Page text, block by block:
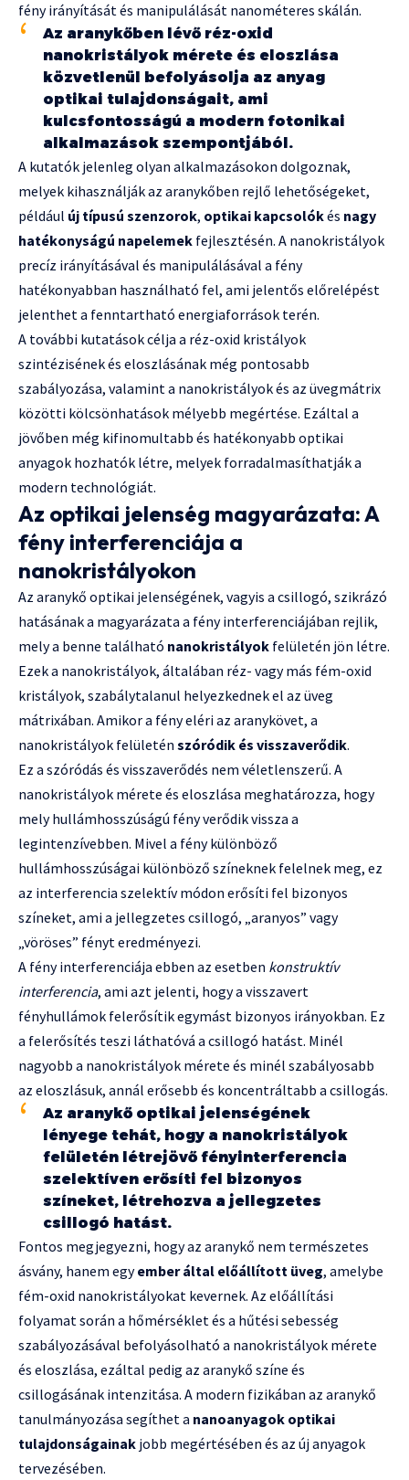
fény irányítását és manipulálását nanométeres skálán.
Az aranykőben lévő réz-oxid
nanokristályok mérete és eloszlása
közvetlenül befolyásolja az anyag
optikai tulajdonságait, ami
kulcsfontosságú a modern fotonikai
alkalmazások szempontjából.
A kutatók jelenleg olyan alkalmazásokon dolgoznak,
melyek kihasználják az aranykőben rejlő lehetőségeket,
például új típusú szenzorok, optikai kapcsolókés nagy
hatékonyságú napelemek fejlesztésén. A nanokristályok
precíz irányításával és manipulálásával a fény
hatékonyabban használható fel, ami jelentős előrelépést
jelenthet a fenntartható energiaforrások terén.
A további kutatások célja a réz-oxid kristályok
szintézisének és eloszlásának még pontosabb
szabályozása, valamint a nanokristályok és az üvegmátrix
közötti kölcsönhatások mélyebb megértése. Ezáltal a
jövőben még kifinomultabb és hatékonyabb optikai
anyagok hozhatók létre, melyek forradalmasíthatják a
modern technológiát.
Az optikai jelenség magyarázata: A
fény interferenciája a
nanokristályokon
Az aranykő optikai jelenségének, vagyis a csillogó, szikrázó
hatásának a magyarázata a fény interferenciájában rejlik,
mely a benne található nanokristályok felületén jön létre.
Ezek a nanokristályok, általában réz- vagy más fém-oxid
kristályok, szabálytalanul helyezkednek el az üveg
mátrixában. Amikor a fény eléri az aranykövet, a
nanokristályok felületén szóródik és visszaverődik.
Ez a szóródás és visszaverődés nem véletlenszerű. A
nanokristályok mérete és eloszlása meghatározza, hogy
mely hullámhosszúságú fény verődik vissza a
legintenzívebben. Mivel a fény különböző
hullámhosszúságai különböző színeknek felelnek meg, ez
az interferencia szelektív módon erősíti fel bizonyos
színeket, ami a jellegzetes csillogó, „aranyos” vagy
„vöröses” fényt eredményezi.
A fény interferenciája ebben az esetben konstruktív
interferencia, ami azt jelenti, hogy a visszavert
fényhullámok felerősítik egymást bizonyos irányokban. Ez
a felerősítés teszi láthatóvá a csillogó hatást. Minél
nagyobb a nanokristályok mérete és minél szabályosabb
az eloszlásuk, annál erősebb és koncentráltabb a csillogás.
Az aranykő optikai jelenségének
lényege tehát, hogy a nanokristályok
felületén létrejövő fényinterferencia
szelektíven erősíti fel bizonyos
színeket, létrehozva a jellegzetes
csillogó hatást.
Fontos megjegyezni, hogy az aranykő nem természetes
ásvány, hanem egyember által előállított üveg, amelybe
fém-oxid nanokristályokat kevernek. Az előállítási
folyamat során a hőmérséklet és a hűtési sebesség
szabályozásával befolyásolható a nanokristályok mérete
és eloszlása, ezáltal pedig az aranykő színe és
csillogásának intenzitása. A modern fizikában az aranykő
tanulmányozása segíthet a nanoanyagok optikai
tulajdonságainak jobb megértésében és az új anyagok
tervezésében.